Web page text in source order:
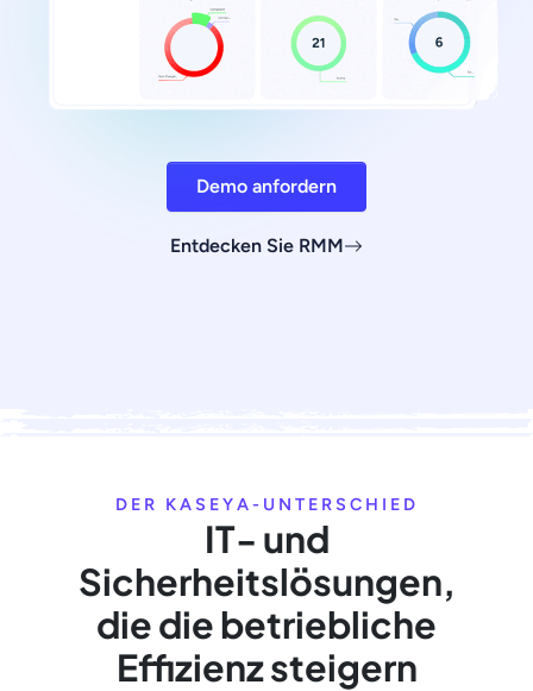
Demo anfordern
Entdecken Sie RMM
DER KASEYA-UNTERSCHIED
IT- und
Sicherheitslösungen,
die die betriebliche
Effizienz steigern